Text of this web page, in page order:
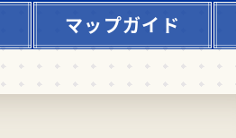
マップガイド